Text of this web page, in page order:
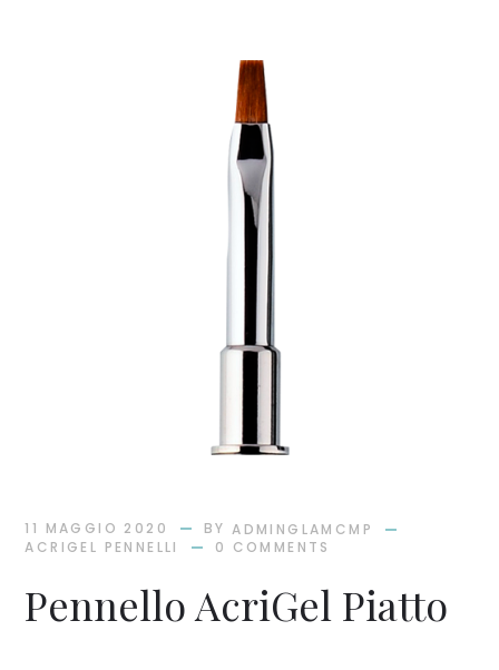
11 MAGGIO 2020 BY ADMINGLAMCMP
ACRIGEL PENNELLI
0 COMMENTS
Pennello AcriGel Piatto